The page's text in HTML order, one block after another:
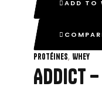
ADD TO
Protéines, Whey
ADDICT